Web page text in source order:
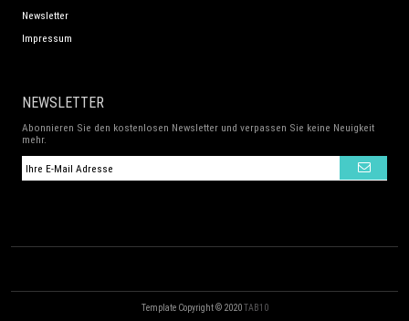
Newsletter
Impressum
NEWSLETTER
Abonnieren Sie den kostenlosen Newsletter und verpassen Sie keine Neuigkeit
mehr.
Template Copyright © 2020TAB10